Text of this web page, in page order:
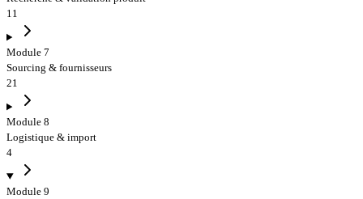
11
Module 7
Sourcing & fournisseurs
21
Module 8
Logistique & import
4
Module 9